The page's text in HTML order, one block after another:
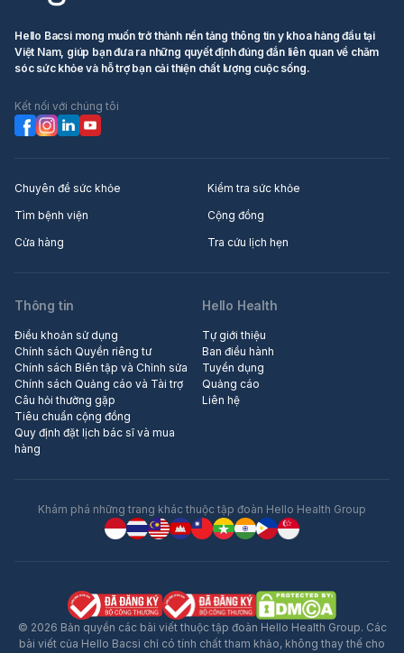
Hello Bacsi mong muốn trở thành nền tảng thông tin y khoa hàng đầu tại
Việt Nam, giúp bạn đưa ra những quyết định đúng đắn liên quan về chăm
sóc sức khỏe và hỗ trợ bạn cải thiện chất lượng cuộc sống.
Kết nối với chúng tôi
Chuyên đề sức khỏe
Kiểm tra sức khỏe
Tìm bệnh viện
Cộng đồng
Cửa hàng
Tra cứu lịch hẹn
Thông tin
Điều khoản sử dụng
Chính sách Quyền riêng tư
Chính sách Biên tập và Chỉnh sửa
Chính sách Quảng cáo và Tài trợ
Câu hỏi thường gặp
Tiêu chuẩn cộng đồng
Quy định đặt lịch bác sĩ và mua
hàng
Hello Health
Tự giới thiệu
Ban điều hành
Tuyển dụng
Quảng cáo
Liên hệ
Khám phá những trang khác thuộc tập đoàn Hello Health Group
© 2026 Bản quyền các bài viết thuộc tập đoàn Hello Health Group. Các
bài viết của Hello Bacsi chỉ có tính chất tham khảo, không thay thế cho